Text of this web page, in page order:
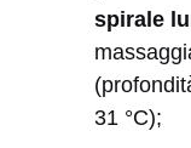
spirale
31 °C);